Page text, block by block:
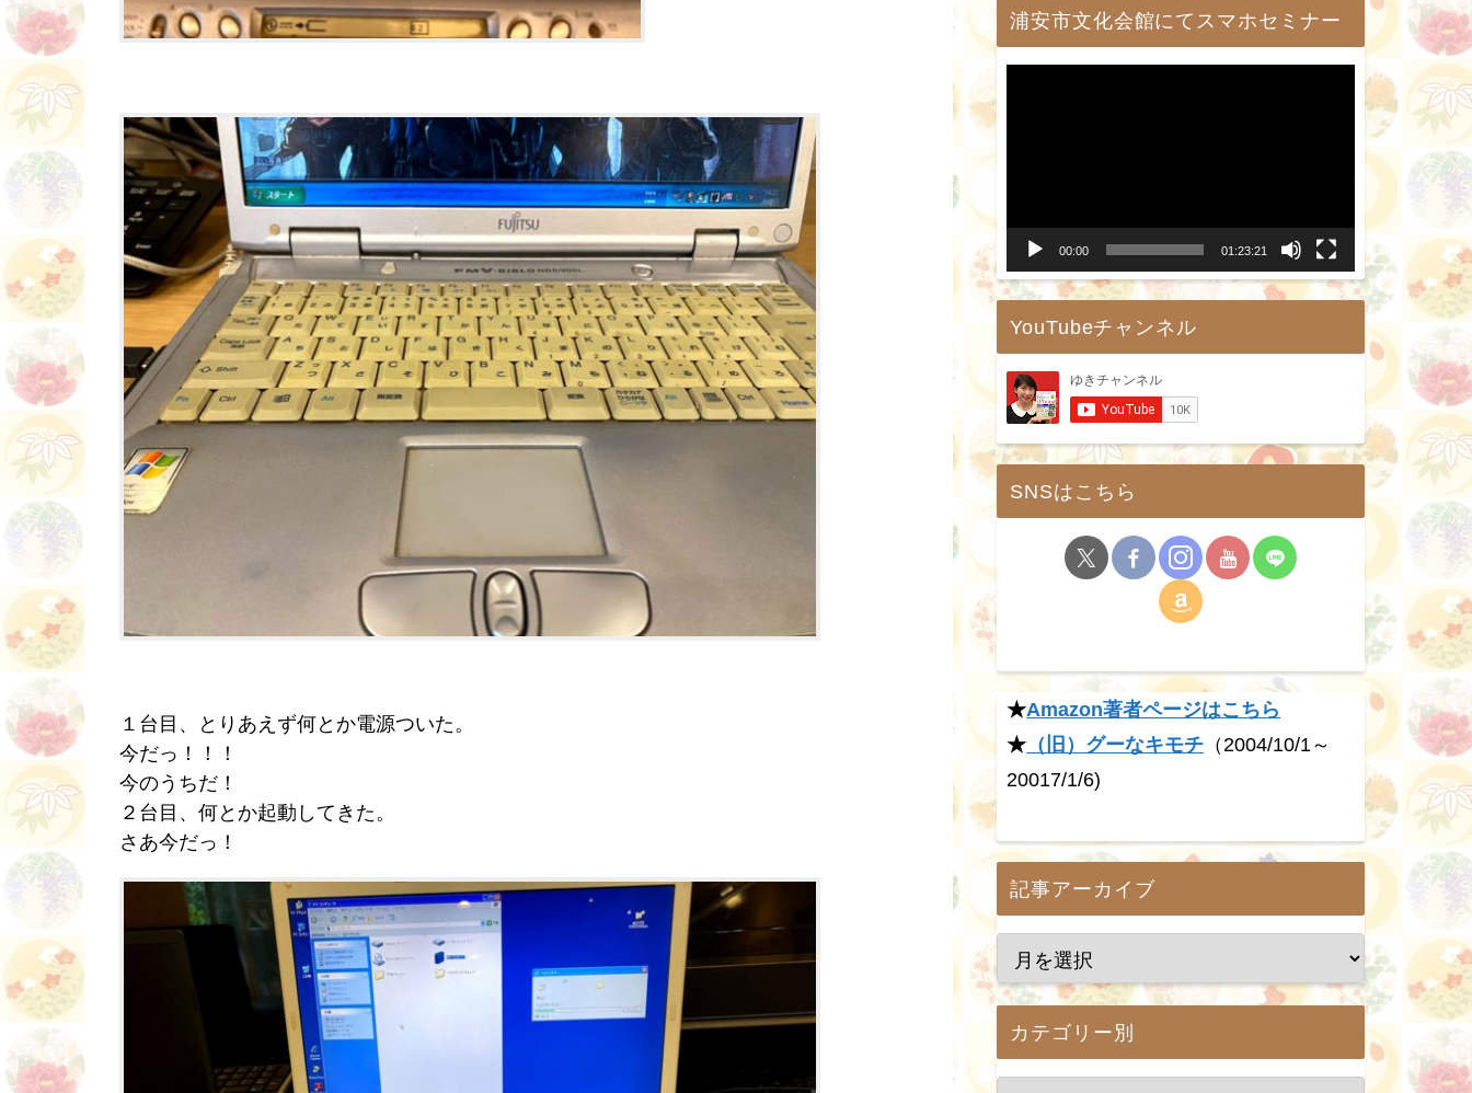
１台目、とりあえず何とか電源ついた。
今だっ！！！
今のうちだ！
２台目、何とか起動してきた。
さあ今だっ！
浦安市文化会館にてスマホセミナー
ー
00:00 01:23:21
YouTubeチャンネル
SNSはこちら
★Amazon著者ページはこちら
★ （旧）グーなキモチ （2004/10/1～
20017/1/6)
記事アーカイブ
カテゴリー別